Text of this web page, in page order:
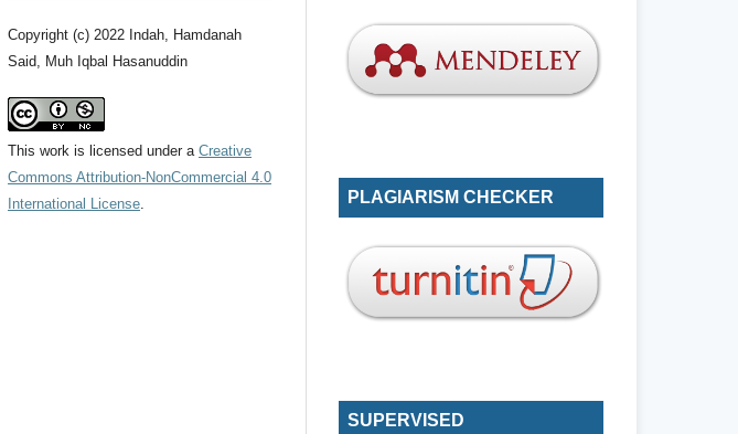
Copyright (c) 2022 Indah, Hamdanah
Said, Muh Iqbal Hasanuddin
This work is licensed under a Creative
Commons Attribution-NonCommercial 4.0
International License
PLAGIARISM CHECKER
SUPERVISED